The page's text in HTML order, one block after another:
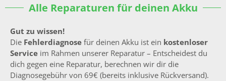
Alle Reparaturen für deinen Akku
Gut zu wissen!
Die Fehlerdiagnose für deinen Akku ist ein kostenloser
Service im Rahmen unserer Reparatur – Entscheidest du
dich gegen eine Reparatur, berechnen wir dir die
Diagnosegebühr von 69€ (bereits inklusive Rückversand).